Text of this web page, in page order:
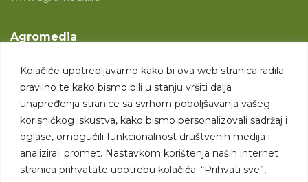
Kolačiće upotrebljavamo kako bi ova web stranica radila
pravilno te kako bismo bili u stanju vršiti dalja
unapređenja stranice sa svrhom poboljšavanja vašeg
korisničkog iskustva, kako bismo personalizovali sadržaj i
oglase, omogućili funkcionalnost društvenih medija i
analizirali promet. Nastavkom korištenja naših internet
stranica prihvatate upotrebu kolačića. “Prihvati sve”,
Agromedia
Svet poljoprivrede
Marketing usluge
Tražimo saradnike
Kontakt